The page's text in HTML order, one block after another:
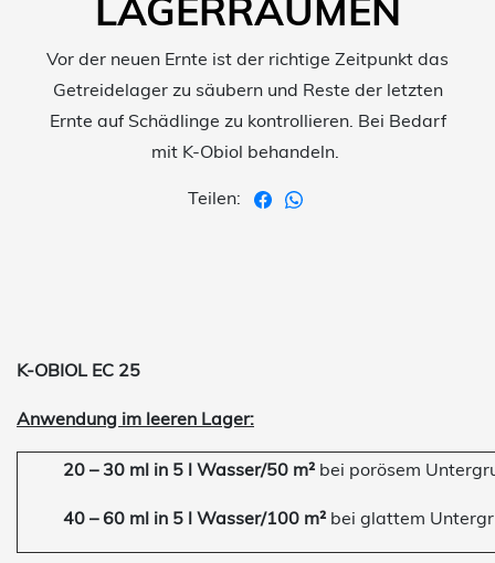
LAGERRÄUMEN
Vor der neuen Ernte ist der richtige Zeitpunkt das
Getreidelager zu säubern und Reste der letzten
Ernte auf Schädlinge zu kontrollieren. Bei Bedarf
mit K-Obiol behandeln.
Teilen:
K-OBIOL EC 25
Anwendung im leeren Lager:
20 – 30 ml in 5 l Wasser/50 m² bei porösem
40 – 60 ml in 5 l Wasser/100 m² bei glattem